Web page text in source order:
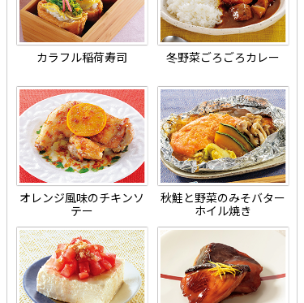
カラフル稲荷寿司 冬野菜ごろごろカレー
オレンジ風味のチキンソ
テー
秋鮭と野菜のみそバター
ホイル焼き